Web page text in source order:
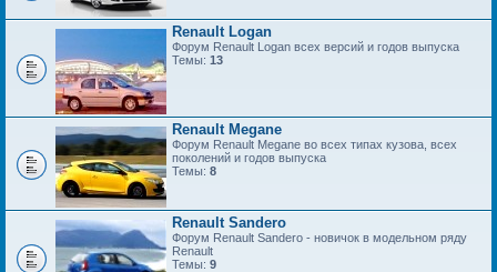
Renault Logan
Форум Renault Logan всех версий и годов выпуска
Темы: 13
Renault Megane
Форум Renault Megane во всех типах кузова, всех
поколений и годов выпуска
Темы: 8
Renault Sandero
Форум Renault Sandero - новичок в модельном ряду
Renault
Темы: 9